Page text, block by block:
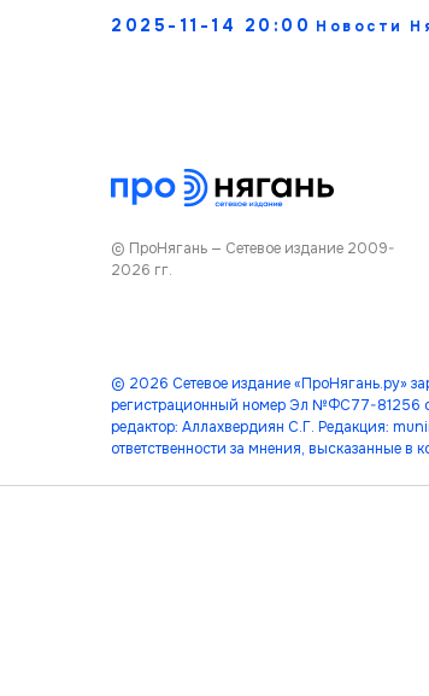
2025-11-14 20:00 Новости
© ПроНягань — Сетевое издание 2009-
2026 гг.
© 2026 Сетевое издание «ПроНягань.ру»
регистрационный номер Эл №ФС77-81256
редактор: Аллахвердиян С.Г. Редакция:
ответственности за мнения, высказанные в